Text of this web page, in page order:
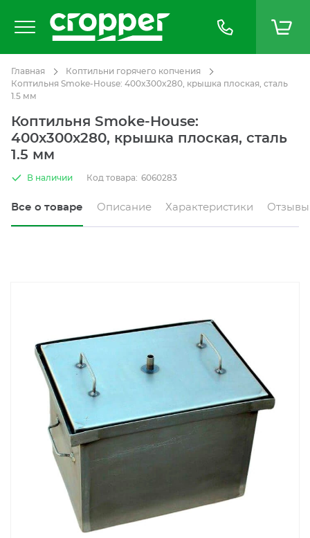
Главная
Коптильни горячего копчения
Коптильня Smoke-House: 400x300x280, крышка плоская, сталь
1.5 мм
Коптильня Smoke-House:
400x300x280, крышка плоская, сталь
1.5 мм
В наличии Код товара: 6060283
Все о товаре Описание Характеристики Отзывы